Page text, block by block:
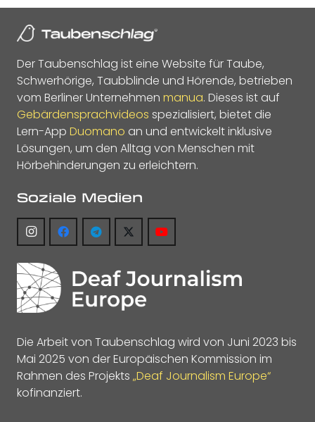
Der Taubenschlag ist eine Website für Taube,
Schwerhörige, Taubblinde und Hörende, betrieben
vom Berliner Unternehmen manua. Dieses ist auf
Gebärdensprachvideos spezialisiert, bietet die
Lern-App Duomano an und entwickelt inklusive
Lösungen, um den Alltag von Menschen mit
Hörbehinderungen zu erleichtern.
Soziale Medien
Die Arbeit von Taubenschlag wird von Juni 2023 bis
Mai 2025 von der Europäischen Kommission im
Rahmen des Projekts „Deaf Journalism Europe“
kofinanziert.